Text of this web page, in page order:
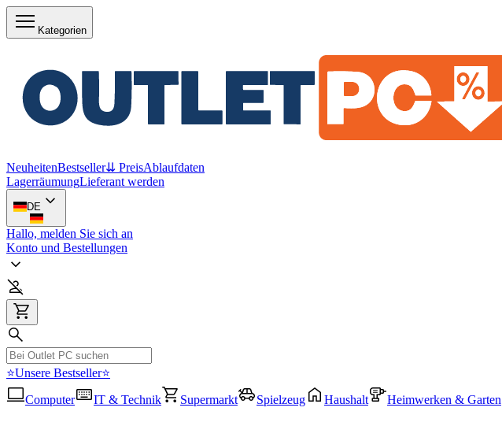
Kategorien
NeuheitenBestseller⇊ PreisAblaufdaten
LagerräumungLieferant werden
DE
Hallo, melden Sie sich an
Konto und Bestellungen
⭐Unsere Bestseller⭐
Computer
IT & Technik Supermarkt Spielzeug Haushalt Heimwerken & Garten